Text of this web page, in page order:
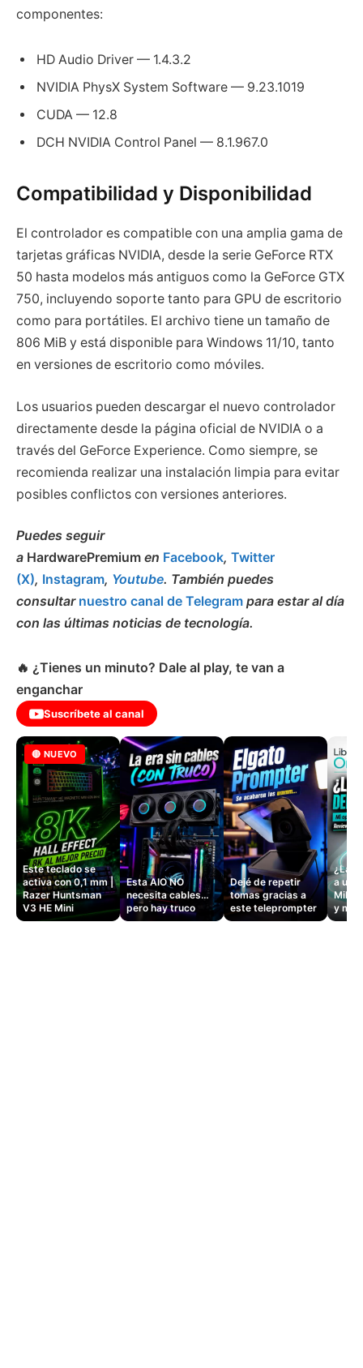
componentes:
HD Audio Driver — 1.4.3.2
NVIDIA PhysX System Software — 9.23.1019
CUDA — 12.8
DCH NVIDIA Control Panel — 8.1.967.0
Compatibilidad y Disponibilidad
El controlador es compatible con una amplia gama de
tarjetas gráficas NVIDIA, desde la serie GeForce RTX
50 hasta modelos más antiguos como la GeForce GTX
750, incluyendo soporte tanto para GPU de escritorio
como para portátiles. El archivo tiene un tamaño de
806 MiB y está disponible para Windows 11/10, tanto
en versiones de escritorio como móviles.
Los usuarios pueden descargar el nuevo controlador
directamente desde la página oficial de NVIDIA o a
través del GeForce Experience. Como siempre, se
recomienda realizar una instalación limpia para evitar
posibles conflictos con versiones anteriores.
Puedes seguir
a HardwarePremium en Facebook, Twitter
(X), Instagram, Youtube. También puedes
consultar nuestro canal de Telegram para estar al día
con las últimas noticias de tecnología.
🔥 ¿Tienes un minuto? Dale al play, te van a
enganchar
Suscríbete al canal
🔴 NUEVO
Este teclado se
activa con 0,1 mm |
Razer Huntsman
V3 HE Mini
Esta AIO NO
necesita cables…
pero hay truco
Dejé de repetir
tomas gracias a
este teleprompter
¿La
a un
y